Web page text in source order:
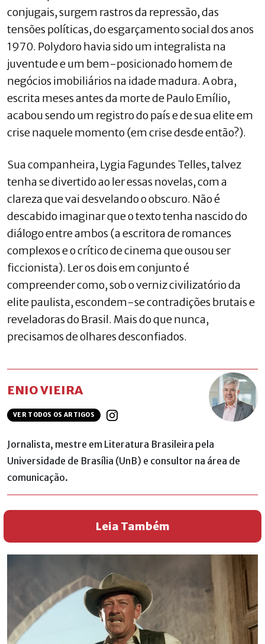
conjugais, surgem rastros da repressão, das
tensões políticas, do esgarçamento social dos anos
1970. Polydoro havia sido um integralista na
juventude e um bem-posicionado homem de
negócios imobiliários na idade madura. A obra,
escrita meses antes da morte de Paulo Emílio,
acabou sendo um registro do país e de sua elite em
crise naquele momento (em crise desde então?).
Sua companheira, Lygia Fagundes Telles, talvez
tenha se divertido ao ler essas novelas, com a
clareza que vai desvelando o obscuro. Não é
descabido imaginar que o texto tenha nascido do
diálogo entre ambos (a escritora de romances
complexos e o crítico de cinema que ousou ser
ficcionista). Ler os dois em conjunto é
compreender como, sob o verniz civilizatório da
elite paulista, escondem-se contradições brutais e
reveladoras do Brasil. Mais do que nunca,
precisamos de olhares desconfiados.
ENIO VIEIRA
VER TODOS OS ARTIGOS
Jornalista, mestre em Literatura Brasileira pela
Universidade de Brasília (UnB) e consultor na área de
comunicação.
Leia Também